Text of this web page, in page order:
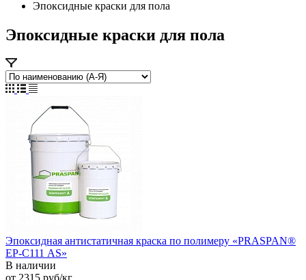
Эпоксидные краски для пола
Эпоксидные краски для пола
Эпоксидная антистатичная краска по полимеру «PRASPAN®
EP-С111 AS»
В наличии
от 2315 руб/кг